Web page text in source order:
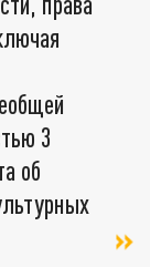
3
об